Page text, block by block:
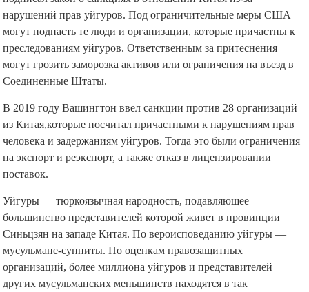
нарушений прав уйгуров. Под ограничительные меры США
могут подпасть те люди и организации, которые причастны к
преследованиям уйгуров. Ответственным за притеснения
могут грозить заморозка активов или ограничения на въезд в
Соединенные Штаты.
В 2019 году Вашингтон ввел санкции против 28 организаций
из Китая,которые посчитал причастными к нарушениям прав
человека и задержаниям уйгуров. Тогда это были ограничения
на экспорт и реэкспорт, а также отказ в лицензировании
поставок.
Уйгуры — тюркоязычная народность, подавляющее
большинство представителей которой живет в провинции
Синьцзян на западе Китая. По вероисповеданию уйгуры —
мусульмане-сунниты. По оценкам правозащитных
организаций, более миллиона уйгуров и представителей
других мусульманских меньшинств находятся в так